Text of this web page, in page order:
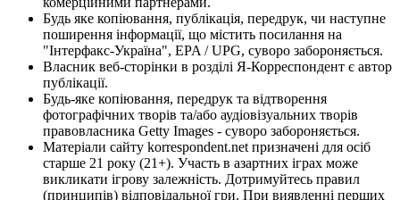
Будь яке копіювання, публікація, передрук, чи наступне
поширення інформації, що містить посилання на
"Інтерфакс-Україна", EPA / UPG, суворо забороняється.
Власник веб-сторінки в розділі Я-Корреспондент є автор
публікації.
Будь-яке копіювання, передрук та відтворення
фотографічних творів та/або аудіовізуальних творів
правовласника Getty Images - суворо забороняється.
Матеріали сайту korrespondent.net призначені для осіб
старше 21 року (21+). Участь в азартних іграх може
викликати ігрову залежність. Дотримуйтесь правил
(принципів) відповідальної гри. При виявленні перших